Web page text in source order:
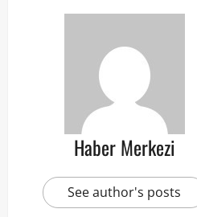
Haber Merkezi
See author's posts